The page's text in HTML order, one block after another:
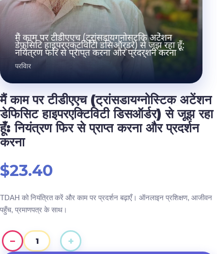
मैं काम पर टीडीएएच (ट्रांसडायग्नोस्टिक अटेंशन
डेफिसिट हाइपरएक्टिविटी डिसऑर्डर) से जूझ रहा
हूँ: नियंत्रण फिर से प्राप्त करना और प्रदर्शन
करना
$23.40
TDAH को नियंत्रित करें और काम पर प्रदर्शन बढ़ाएँ। ऑनलाइन प्रशिक्षण, आजीवन
पहुँच, प्रमाणपत्र के साथ।
−
मैं
+